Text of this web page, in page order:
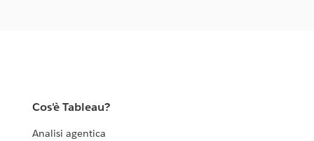
Cos'è Tableau?
Analisi agentica